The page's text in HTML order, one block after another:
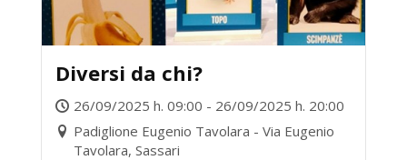
Diversi da chi?
26/09/2025 h. 09:00 - 26/09/2025 h. 20:00
Padiglione Eugenio Tavolara - Via Eugenio
Tavolara, Sassari